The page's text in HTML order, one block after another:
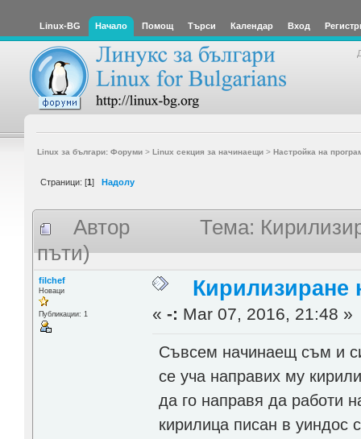
Linux-BG Начало Помощ Търси Календар Вход
Linux за българи: Форуми> Linux секция за начинаещи> Настройка на
Страници: [1] Надолу
Автор
Тема:
пъти)
filchef
Новаци
Публикации: 1
Кирилизиране
«-: Mar 07, 2016, 21:48 »
Съвсем начинаещ съм и
се уча направих му
да го направя да работи
кирилица писан в уиндос